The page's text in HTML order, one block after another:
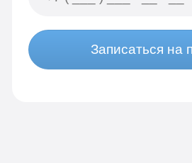
Записаться на